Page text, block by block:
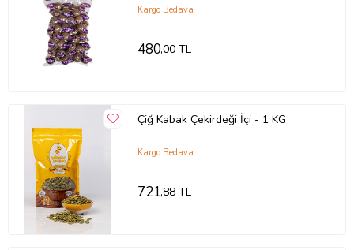
Ürün Kodu:kcm96315409 Kargo Bedava
480,00 TL
Çiğ Kabak Çekirdeği İçi - 1 KG
Kargo Bedava
721,88 TL